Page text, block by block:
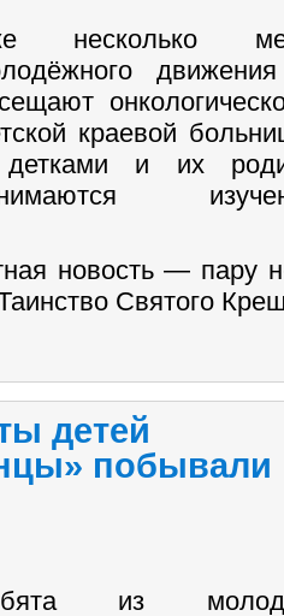
несколько
краевой
и их
новость — пару
Святого
детей
побывали
из